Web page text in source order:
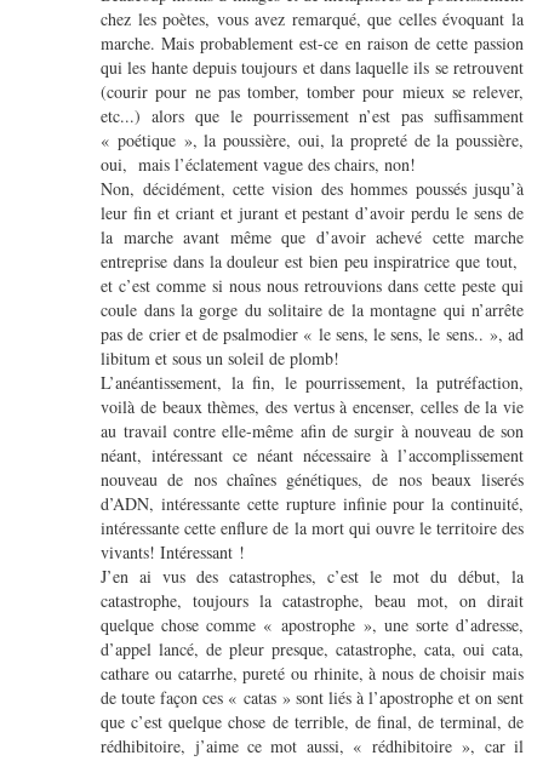
chez les poètes, vous avez remarqué, que celles évoquant la
marche. Mais probablement est-ce en raison de cette passion
qui les hante depuis toujours et dans laquelle ils se retrouvent
(courir pour ne pas tomber, tomber pour mieux se relever,
etc...) alors que le pourrissement n’est pas suffisamment
« poétique », la poussière, oui, la propreté de la poussière,
oui, mais l’éclatement vague des chairs, non!
Non, décidément, cette vision des hommes poussés jusqu’à
leur fin et criant et jurant et pestant d’avoir perdu le sens de
la marche avant même que d’avoir achevé cette marche
entreprise dans la douleur est bien peu inspiratrice que tout,
et c’est comme si nous nous retrouvions dans cette peste qui
coule dans la gorge du solitaire de la montagne qui n’arrête
pas de crier et de psalmodier « le sens, le sens, le sens.. », ad
libitum et sous un soleil de plomb!
L’anéantissement, la fin, le pourrissement, la putréfaction,
voilà de beaux thèmes, des vertus à encenser, celles de la vie
au travail contre elle-même afin de surgir à nouveau de son
néant, intéressant ce néant nécessaire à l’accomplissement
nouveau de nos chaînes génétiques, de nos beaux liserés
d’ADN, intéressante cette rupture infinie pour la continuité,
intéressante cette enflure de la mort qui ouvre le territoire des
vivants! Intéressant !
J’en ai vus des catastrophes, c’est le mot du début, la
catastrophe, toujours la catastrophe, beau mot, on dirait
quelque chose comme « apostrophe », une sorte d’adresse,
d’appel lancé, de pleur presque, catastrophe, cata, oui cata,
cathare ou catarrhe, pureté ou rhinite, à nous de choisir mais
de toute façon ces « catas » sont liés à l’apostrophe et on sent
que c’est quelque chose de terrible, de final, de terminal, de
rédhibitoire, j’aime ce mot aussi, « rédhibitoire », car il